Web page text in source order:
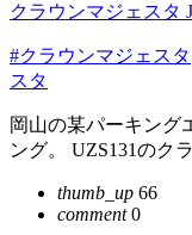
クラウンマジェスタ
#クラウンマジェスタ
スタ
岡山の某パーキング
ング。 UZS131のク
thumb_up 66
comment0